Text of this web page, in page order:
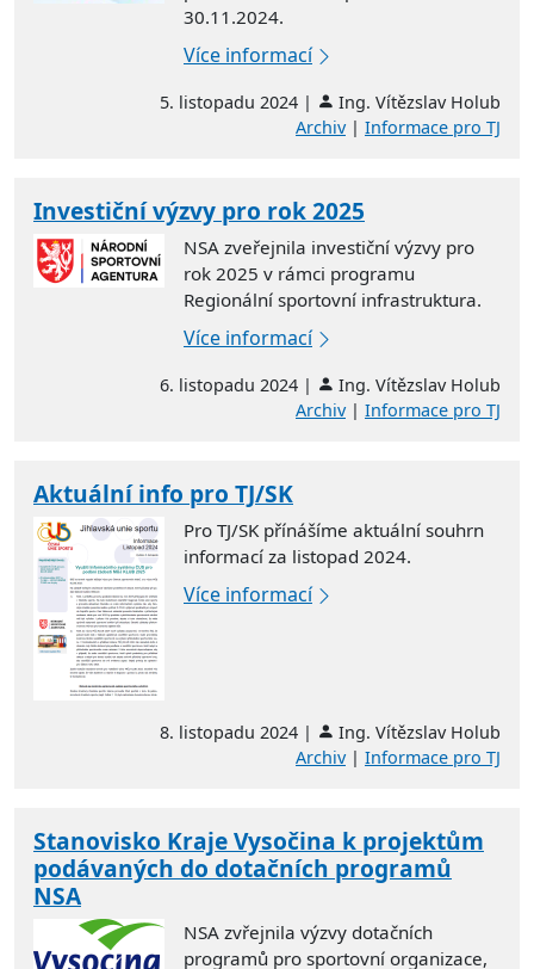
30.11.2024.
Více informací
5. listopadu 2024 |
Ing. Vítězslav Holub
Archiv| Informace pro TJ
Investiční výzvy pro rok 2025
NSA zveřejnila investiční výzvy pro
rok 2025 v rámci programu
Regionální sportovní infrastruktura.
Více informací
6. listopadu 2024 |
Ing. Vítězslav Holub
Archiv| Informace pro TJ
Aktuální info pro TJ/SK
Pro TJ/SK přínášíme aktuální souhrn
informací za listopad 2024.
Více informací
8. listopadu 2024 |
Ing. Vítězslav Holub
Archiv| Informace pro TJ
Stanovisko Kraje Vysočina k projektům
podávaných do dotačních programů
NSA
NSA zvřejnila výzvy dotačních
programů pro sportovní organizace,